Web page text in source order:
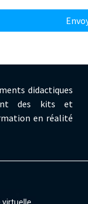
didactiques
des kits et
en réalité
virtuelle